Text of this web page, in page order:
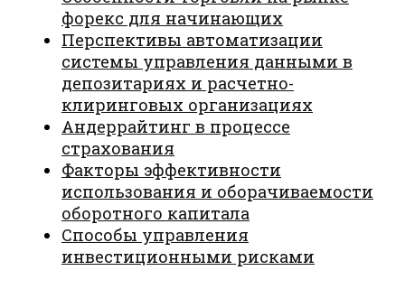
форекс для начинающих
Перспективы автоматизации
системы управления данными в
депозитариях и расчетно-
клиринговых организациях
Андеррайтинг в процессе
страхования
Факторы эффективности
использования и оборачиваемости
оборотного капитала
Способы управления
инвестиционными рисками